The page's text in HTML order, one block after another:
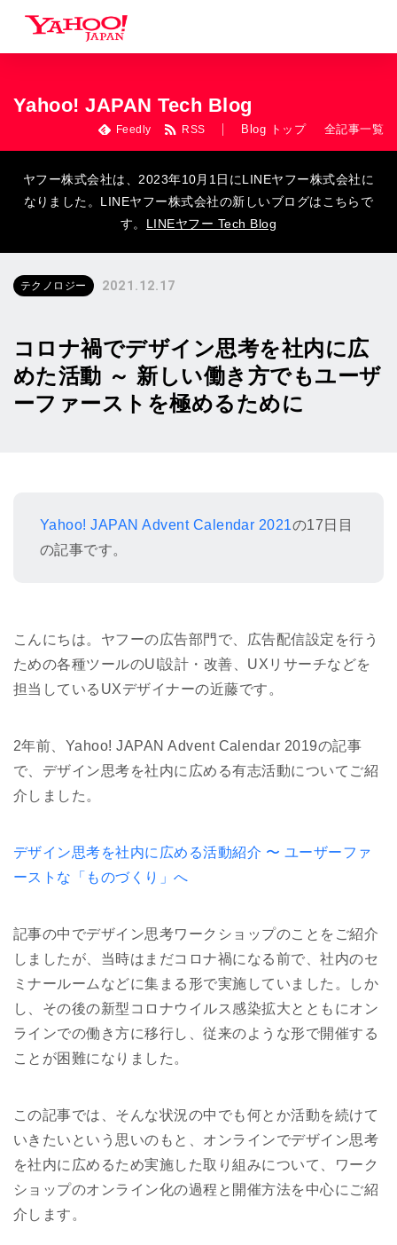
Yahoo! JAPAN Tech Blog
Feedly RSS Blog トップ 全記事一覧
ヤフー株式会社は、2023年10月1日にLINEヤフー株式会社に
なりました。LINEヤフー株式会社の新しいブログはこちらで
す。 LINEヤフー Tech Blog
テクノロジー 2021.12.17
コロナ禍でデザイン思考を社内に広
めた活動 ～ 新しい働き方でもユーザ
ーファーストを極めるために
Yahoo! JAPAN Advent Calendar 2021の17日目
の記事です。
こんにちは。ヤフーの広告部門で、広告配信設定を行う
ための各種ツールのUI設計・改善、UXリサーチなどを
担当しているUXデザイナーの近藤です。
2年前、Yahoo! JAPAN Advent Calendar 2019の記事
で、デザイン思考を社内に広める有志活動についてご紹
介しました。
デザイン思考を社内に広める活動紹介 〜 ユーザーファ
ーストな「ものづくり」へ
記事の中でデザイン思考ワークショップのことをご紹介
しましたが、当時はまだコロナ禍になる前で、社内のセ
ミナールームなどに集まる形で実施していました。しか
し、その後の新型コロナウイルス感染拡大とともにオン
ラインでの働き方に移行し、従来のような形で開催する
ことが困難になりました。
この記事では、そんな状況の中でも何とか活動を続けて
いきたいという思いのもと、オンラインでデザイン思考
を社内に広めるため実施した取り組みについて、ワーク
ショップのオンライン化の過程と開催方法を中心にご紹
介します。